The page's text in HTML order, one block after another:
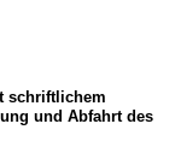
schriftlichem
und Abfahrt des